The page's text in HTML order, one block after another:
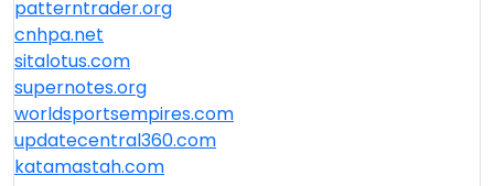
patterntrader.org
cnhpa.net
sitalotus.com
supernotes.org
worldsportsempires.com
updatecentral360.com
katamastah.com